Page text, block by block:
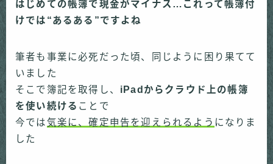
はじめての帳簿で現金がマイナス…これって帳簿付
けでは“あるある”ですよね
筆者も事業に必死だった頃、同じように困り果てて
いました
そこで簿記を取得し、 iPadからクラウド上の帳簿
を使い続ける ことで
今では気楽に、確定申告を迎えられるよう になりま
した